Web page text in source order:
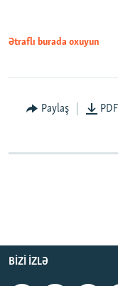
Ətraflı burada oxuyun
Paylaş PDF
BIZI IZLƏ